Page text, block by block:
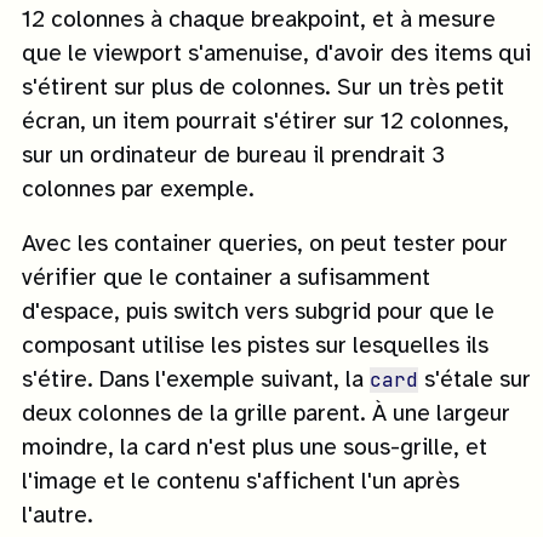
12 colonnes à chaque breakpoint, et à mesure
que le viewport s'amenuise, d'avoir des items qui
s'étirent sur plus de colonnes. Sur un très petit
écran, un item pourrait s'étirer sur 12 colonnes,
sur un ordinateur de bureau il prendrait 3
colonnes par exemple.
Avec les container queries, on peut tester pour
vérifier que le container a sufisamment
d'espace, puis switch vers subgrid pour que le
composant utilise les pistes sur lesquelles ils
s'étire. Dans l'exemple suivant, la card s'étale sur
deux colonnes de la grille parent. À une largeur
moindre, la card n'est plus une sous-grille, et
l'image et le contenu s'affichent l'un après
l'autre.